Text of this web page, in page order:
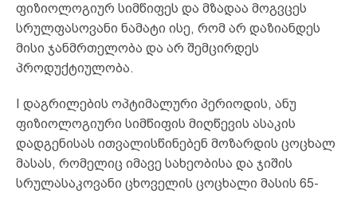
ფიზიოლოგიურ სიმწიფეს და მზადაა მოგვცეს
სრულფასოვანი ნამატი ისე, რომ არ დაზიანდეს
მისი ჯანმრთელობა და არ შემცირდეს
პროდუქტიულობა.
I დაგრილების ოპტიმალური პერიოდის, ანუ
ფიზიოლოგიური სიმწიფის მიღწევის ასაკის
დადგენისას ითვალისწინებენ მოზარდის ცოცხალ
მასას, რომელიც იმავე სახეობისა და ჯიშის
სრულასაკოვანი ცხოველის ცოცხალი მასის 65-